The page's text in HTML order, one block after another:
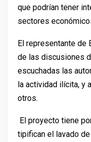
que podrían tener
sectores
El representante de
de las discusiones
escuchadas las
la actividad ilícita, y
otros.
El proyecto tiene
tipifican el lavado